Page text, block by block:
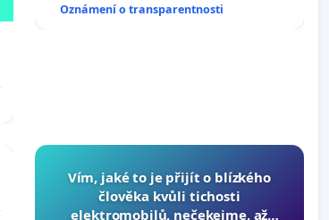
Oznámení o transparentnosti
Vím, jaké to je přijít o blízkého
člověka kvůli tichosti
elektromobilů, nečekejme, až